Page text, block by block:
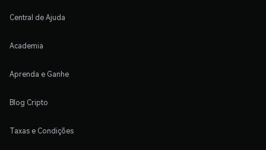
Central de Ajuda
Academia
Aprenda e Ganhe
Blog Cripto
Taxas e Condições